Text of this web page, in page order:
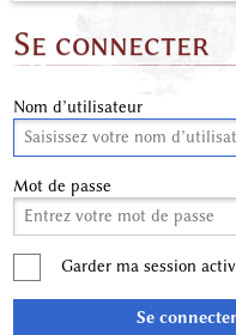
Se connecter
Nom d’utilisateur
Mot de passe
Garder ma session
Se connecter